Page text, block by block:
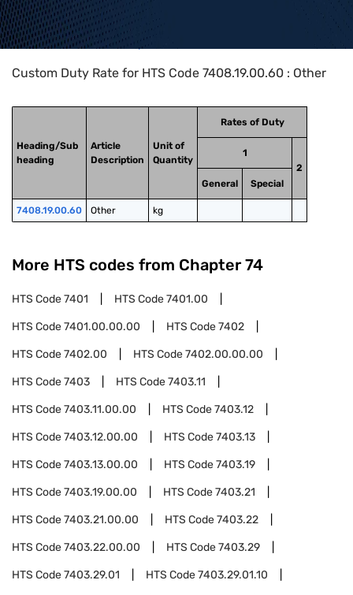
Home>HTS Codes> Chapter
Custom Duty Rate for HTS Code 7408.19.00.60 : Other
Heading/Sub
heading
Article
Description
Unit of
Quantity
Rates of Duty
1
2
General
Special
7408.19.00.60 Other kg
More HTS codes from Chapter 74
HTS Code7401 HTS Code7401.00
HTS Code7401.00.00.00 HTS Code7402
HTS Code7402.00 HTS Code7402.00.00.00
HTS Code7403 HTS Code7403.11
HTS Code7403.11.00.00 HTS Code7403.12
HTS Code7403.12.00.00 HTS Code7403.13
HTS Code7403.13.00.00 HTS Code7403.19
HTS Code7403.19.00.00 HTS Code7403.21
HTS Code7403.21.00.00 HTS Code7403.22
HTS Code7403.22.00.00 HTS Code7403.29
HTS Code7403.29.01 HTS Code7403.29.01.10